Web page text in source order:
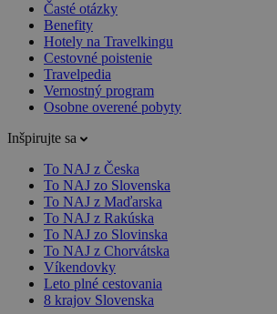
Časté otázky
Benefity
Hotely na Travelkingu
Cestovné poistenie
Travelpedia
Vernostný program
Osobne overené pobyty
Inšpirujte sa
To NAJ z Česka
To NAJ zo Slovenska
To NAJ z Maďarska
To NAJ z Rakúska
To NAJ zo Slovinska
To NAJ z Chorvátska
Víkendovky
Leto plné cestovania
8 krajov Slovenska